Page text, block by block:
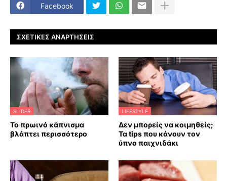
Facebook
ΣΧΕΤΙΚΈΣ ΑΝΑΡΤΉΣΕΙΣ
SLIDER
Το πρωινό κάπνισμα
βλάπτει περισσότερο
LIFESTYLE
Δεν μπορείς να κοιμηθείς;
Τα tips που κάνουν τον
ύπνο παιχνιδάκι